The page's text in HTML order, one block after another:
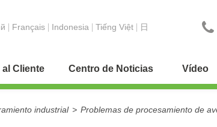
Français Indonesia Tiếng Việt
日
Cliente Centro de Noticias Vídeo
industrial > Problemas de procesamiento de